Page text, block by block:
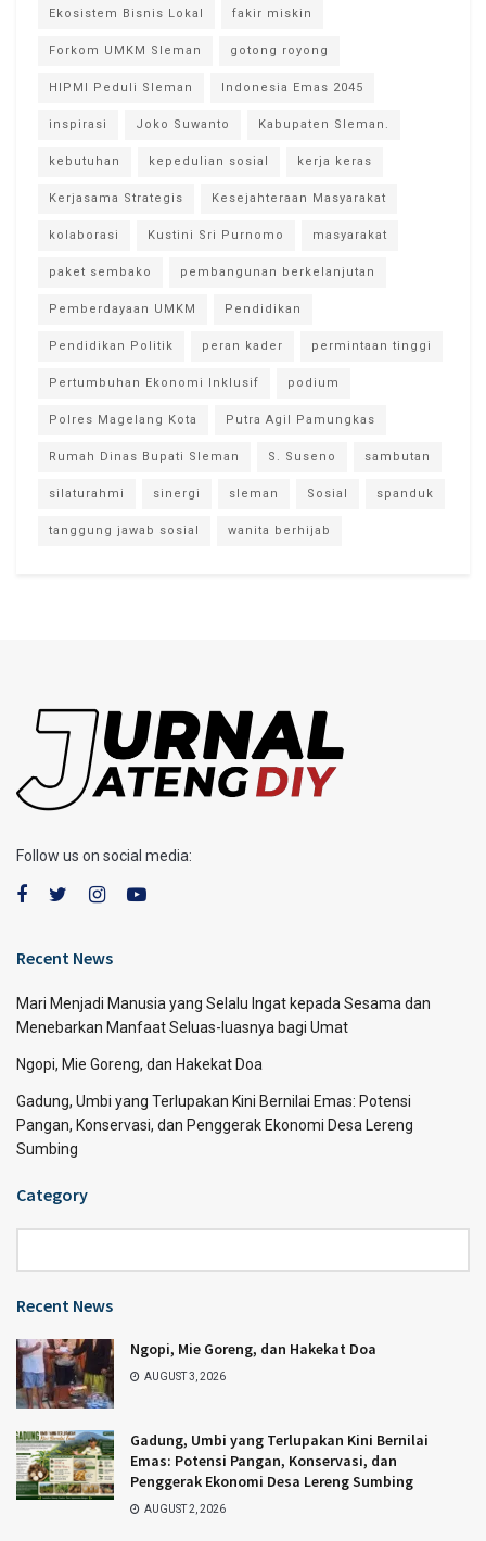
Ekosistem Bisnis Lokal fakir miskin
Forkom UMKM Sleman gotong royong
HIPMI Peduli Sleman Indonesia Emas 2045
inspirasi Joko Suwanto Kabupaten Sleman.
kebutuhan kepedulian sosial kerja keras
Kerjasama Strategis Kesejahteraan Masyarakat
kolaborasi Kustini Sri Purnomo masyarakat
paket sembako pembangunan berkelanjutan
Pemberdayaan UMKM Pendidikan
Pendidikan Politik peran kader permintaan tinggi
Pertumbuhan Ekonomi Inklusif podium
Polres Magelang Kota Putra Agil Pamungkas
Rumah Dinas Bupati Sleman S. Suseno sambutan
silaturahmi sinergi sleman Sosial spanduk
tanggung jawab sosial wanita berhijab
Follow us on social media:
Recent News
Mari Menjadi Manusia yang Selalu Ingat kepada Sesama dan
Menebarkan Manfaat Seluas-luasnya bagi Umat
Ngopi, Mie Goreng, dan Hakekat Doa
Gadung, Umbi yang Terlupakan Kini Bernilai Emas: Potensi
Pangan, Konservasi, dan Penggerak Ekonomi Desa Lereng
Sumbing
Category
Recent News
Ngopi, Mie Goreng, dan Hakekat Doa
AUGUST 3, 2026
Gadung, Umbi yang Terlupakan Kini Bernilai
Emas: Potensi Pangan, Konservasi, dan
Penggerak Ekonomi Desa Lereng Sumbing
AUGUST 2, 2026